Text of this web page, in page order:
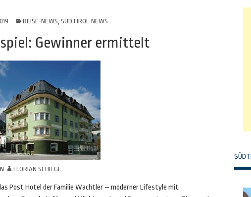
REISE-NEWS, SÜDTIROL-NEWS
Gewinner ermittelt
FLORIAN SCHIEGL
Post Hotel der Familie Wachtler – moderner Lifestyle mit